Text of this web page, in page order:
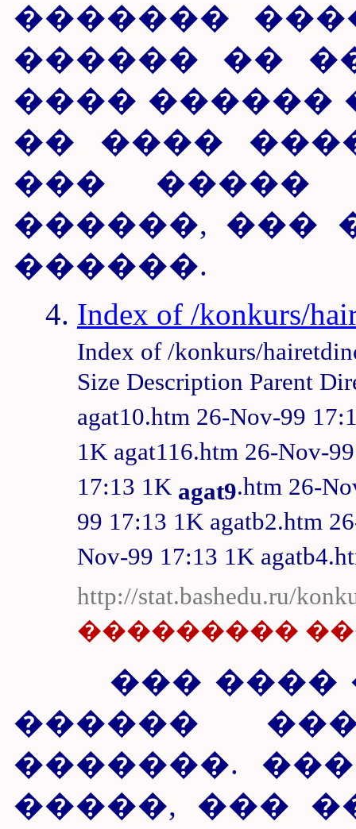
�������
������ ��
���� ������
�� ����
���
������, ���
������.
Index of /konkurs/
Index of /konkurs/
Size Description Parent
agat10.htm 26-Nov-99
1K agat116.htm 26-Nov-99
17:13 1K agat9.htm 26-
99 17:13 1K agatb2.htm
Nov-99 17:13 1K
http://stat.bashedu.ru/
���������
��� ����
������
�������.
�����, ���